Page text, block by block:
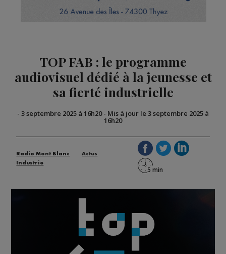
TOP FAB : le programme
audiovisuel dédié à la jeunesse et
sa fierté industrielle
- 3 septembre 2025 à 16h20- Mis à jour le 3 septembre 2025 à
16h20
Radio Mont Blanc
Actus
Industrie